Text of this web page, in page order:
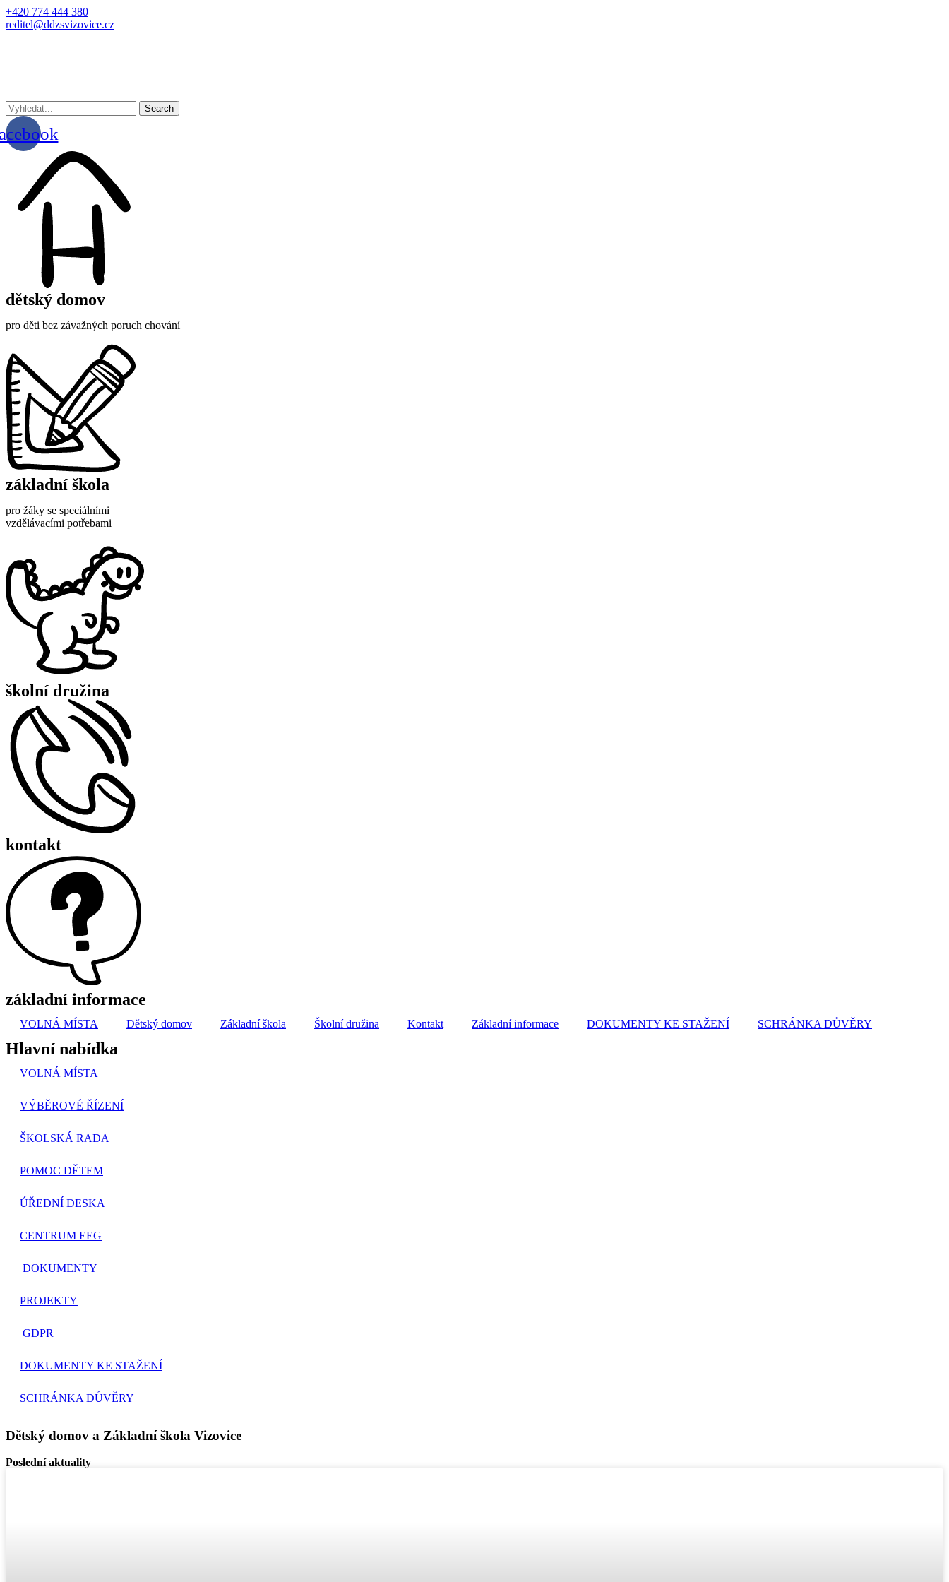
+420 774 444 380
reditel@ddzsvizovice.cz
Search
dětský domov
pro děti bez závažných poruch chování
základní škola
pro žáky se speciálními
vzdělávacími potřebami
školní družina
kontakt
základní informace
VOLNÁ MÍSTA Dětský domov Základní škola Školní družina Kontakt Základní informace DOKUMENTY KE STAŽENÍ SCHRÁNKA DŮVĚRY
Hlavní nabídka
VOLNÁ MÍSTA
VÝBĚROVÉ ŘÍZENÍ
ŠKOLSKÁ RADA
POMOC DĚTEM
ÚŘEDNÍ DESKA
CENTRUM EEG
DOKUMENTY
PROJEKTY
GDPR
DOKUMENTY KE STAŽENÍ
SCHRÁNKA DŮVĚRY
Dětský domov a Základní škola Vizovice
Poslední aktuality